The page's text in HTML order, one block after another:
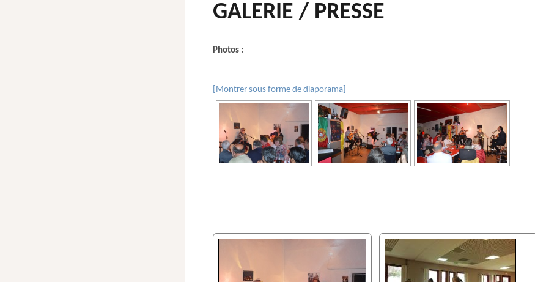
GALERIE / PRESSE
Photos :
[Montrer sous forme de diaporama]